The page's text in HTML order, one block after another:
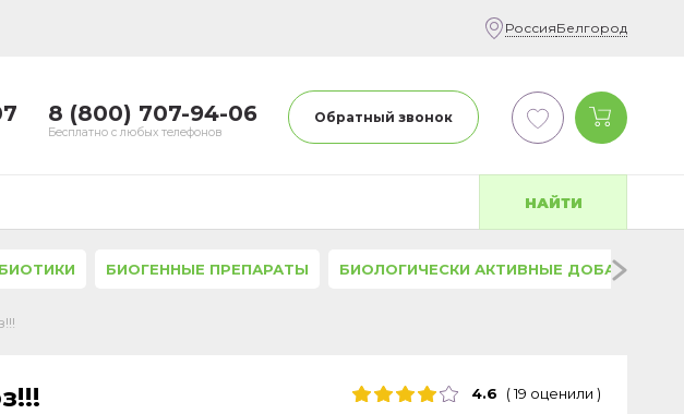
РоссияБелгород
8 (800) 707-94-06
Бесплатно с любых телефонов
Обратный звонок
НАЙТИ
БИОГЕННЫЕ ПРЕПАРАТЫ БИОЛОГИЧЕСКИ АКТИВНЫЕ ДОБАВКИ
4.6 (19 оценили )